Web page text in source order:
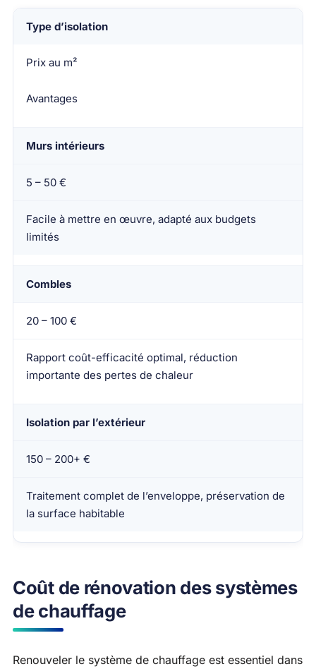
Type d’isolation
Prix au m²
Avantages
Murs intérieurs
5 – 50 €
Facile à mettre en œuvre, adapté aux budgets
limités
Combles
20 – 100 €
Rapport coût-efficacité optimal, réduction
importante des pertes de chaleur
Isolation par l’extérieur
150 – 200+ €
Traitement complet de l’enveloppe, préservation de
la surface habitable
Coût de rénovation des systèmes
de chauffage
Renouveler le système de chauffage est essentiel dans